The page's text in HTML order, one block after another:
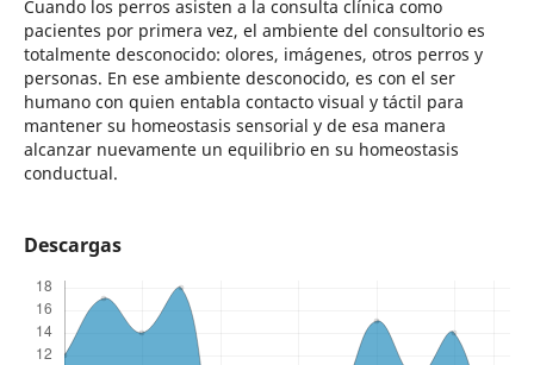
Cuando los perros asisten a la consulta clínica como
pacientes por primera vez, el ambiente del consultorio es
totalmente desconocido: olores, imágenes, otros perros y
personas. En ese ambiente desconocido, es con el ser
humano con quien entabla contacto visual y táctil para
mantener su homeostasis sensorial y de esa manera
alcanzar nuevamente un equilibrio en su homeostasis
conductual.
Descargas